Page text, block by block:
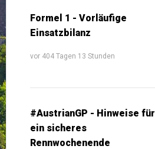
Formel 1 - Vorläufige
Einsatzbilanz
vor 404 Tagen 13 Stunden
#AustrianGP - Hinweise für
ein sicheres
Rennwochenende